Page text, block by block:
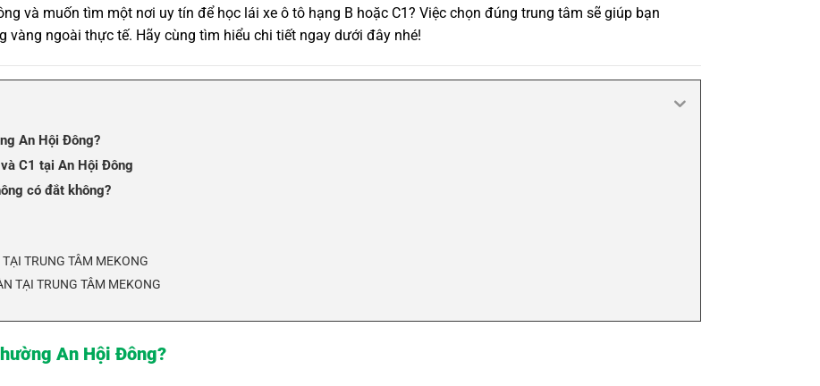
và muốn tìm một nơi uy tín để học lái xe ô tô hạng B hoặc C1? Việc chọn đúng trung tâm sẽ giúp bạn
vàng ngoài thực tế. Hãy cùng tìm hiểu chi tiết ngay dưới đây nhé!
An Hội Đông?
C1 tại An Hội Đông
có đắt không?
TRUNG TÂM MEKONG
TẠI TRUNG TÂM MEKONG
An Hội Đông?